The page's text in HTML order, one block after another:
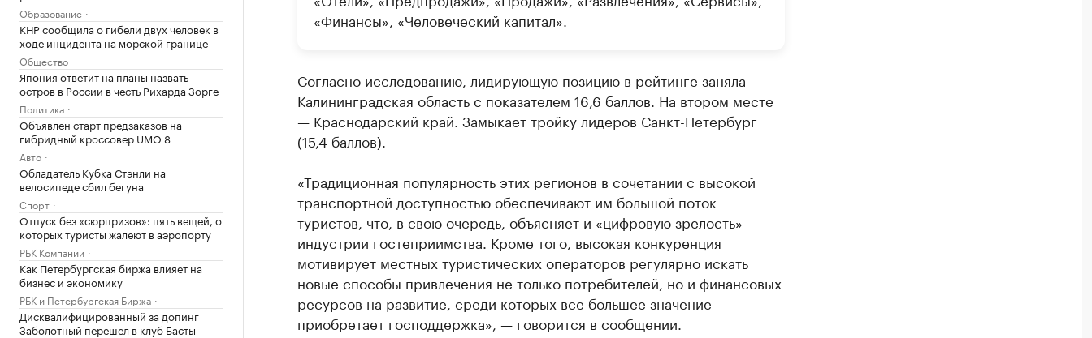
Образование
КНР сообщила о гибели двух человек в
ходе инцидента на морской границе
Общество
Япония ответит на планы назвать
остров в России в честь Рихарда Зорге
Политика
Объявлен старт предзаказов на
гибридный кроссовер UMO 8
Авто
Обладатель Кубка Стэнли на
велосипеде сбил бегуна
Спорт
Отпуск без «сюрпризов»: пять вещей, о
которых туристы жалеют в аэропорту
РБК Компании
Как Петербургская биржа влияет на
бизнес и экономику
РБК и Петербургская Биржа
Дисквалифицированный за допинг
Заболотный перешел в клуб Басты
«Финансы», «Человеческий капитал».
Согласно исследованию, лидирующую позицию в рейтинге заняла
Калининградская область с показателем 16,6 баллов. На втором месте
— Краснодарский край. Замыкает тройку лидеров Санкт-Петербург
(15,4 баллов).
«Традиционная популярность этих регионов в сочетании с высокой
транспортной доступностью обеспечивают им большой поток
туристов, что, в свою очередь, объясняет и «цифровую зрелость»
индустрии гостеприимства. Кроме того, высокая конкуренция
мотивирует местных туристических операторов регулярно искать
новые способы привлечения не только потребителей, но и финансовых
ресурсов на развитие, среди которых все большее значение
приобретает господдержка», — говорится в сообщении.